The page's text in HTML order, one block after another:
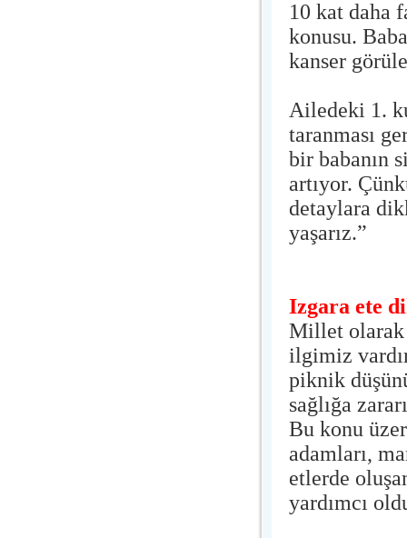
10 kat daha
konusu.
kanser
Ailedeki 1.
taranması
bir babanın
artıyor.
detaylara
yaşarız.”
Izgara ete
Millet olarak
ilgimiz
piknik
sağlığa
Bu konu
adamları,
etlerde
yardımcı